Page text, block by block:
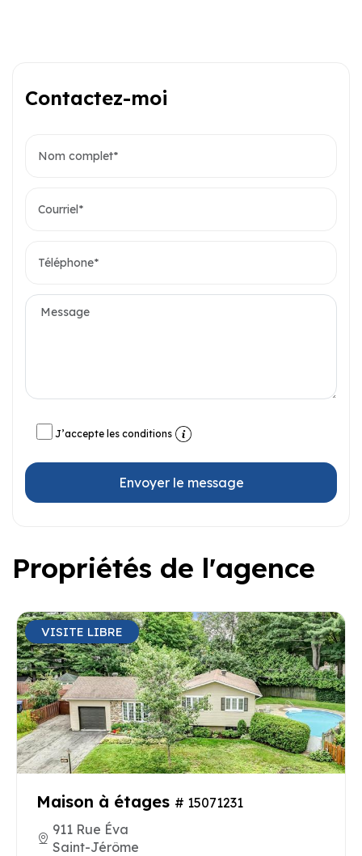
Contactez-moi
J’accepte les conditions
Envoyer le message
Propriétés de l'agence
VISITE LIBRE
Maison à étages # 15071231
911 Rue Éva
Saint-Jérôme